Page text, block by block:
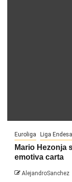
Euroliga Liga Endesa
Mario Hezonja
emotiva carta
AlejandroSanchez